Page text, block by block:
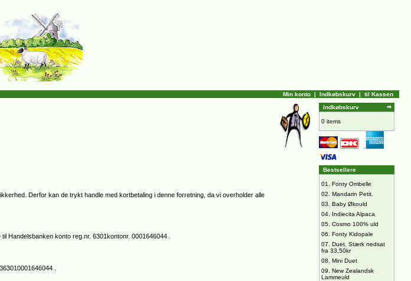
Min konto | Indkøbskurv | til Kassen
Derfor kan de trykt handle med kortbetaling i denne forretning, da vi overholder alle
konto reg.nr. 6301kontonr. 0001646044 .
.
Indkøbskurv
0 items
Bestsellere
01. Fonty Ombelle
02. Mandarin Petit.
03. Baby Økould
04. Indiecita Alpaca
05. Cosmo 100% uld
06. Fonty Kidopale
07. Duet. Stærk nedsat
fra 33,50kr
08. Mini Duet
09. New Zealandsk
Lammeuld